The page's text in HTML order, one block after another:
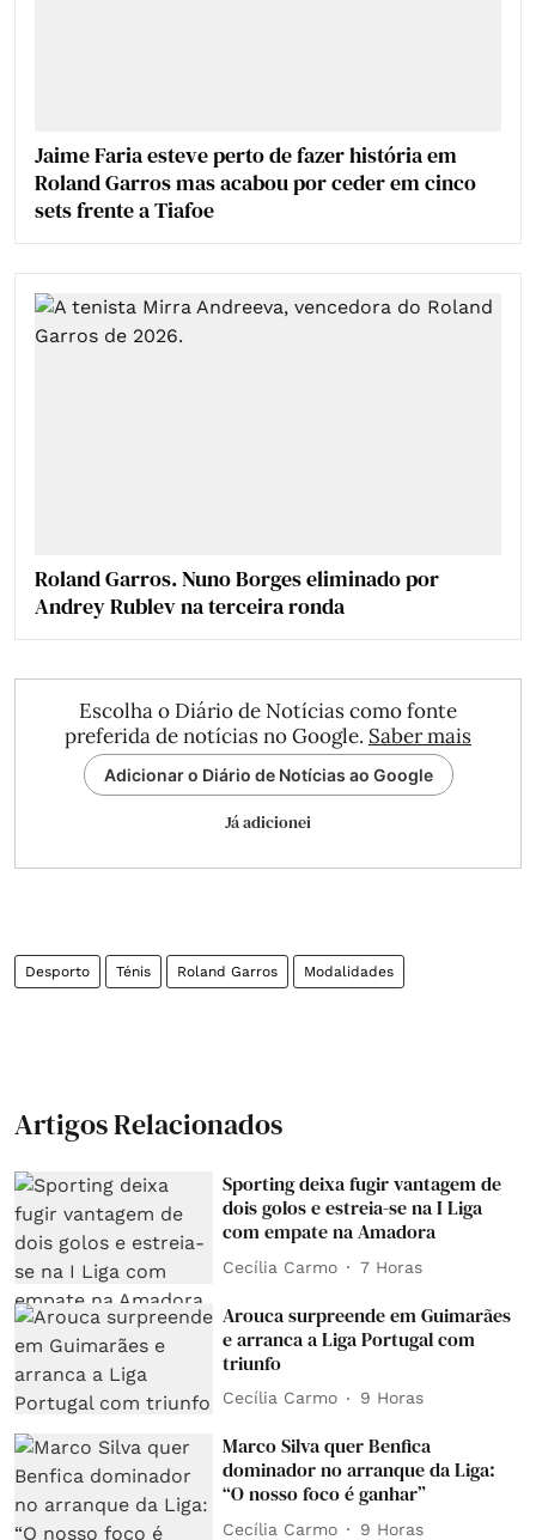
Jaime Faria esteve perto de fazer história em
Roland Garros mas acabou por ceder em cinco
sets frente a Tiafoe
Roland Garros. Nuno Borges eliminado por
Andrey Rublev na terceira ronda
Escolha o Diário de Notícias como fonte
preferida de notícias no Google. Saber mais
Adicionar o Diário de Notícias ao Google
Já adicionei
Desporto Ténis Roland Garros Modalidades
Artigos Relacionados
Sporting deixa fugir vantagem de
dois golos e estreia-se na I Liga
com empate na Amadora
Cecília Carmo 7 Horas
Arouca surpreende em Guimarães
e arranca a Liga Portugal com
triunfo
Cecília Carmo 9 Horas
Marco Silva quer Benfica
dominador no arranque da Liga:
“O nosso foco é ganhar”
Cecília Carmo 9 Horas